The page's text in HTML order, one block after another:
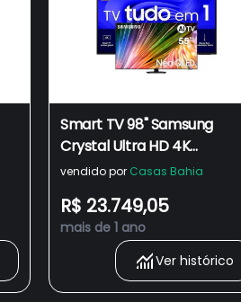
Smart TV 98" Samsung
Crystal Ultra HD 4K
UN98DU9000 com Gaming
Samsung Neo QLED
55QN85D com Processador
com AI e Energy Mode
vendido por Casas Bahia
R$ 23.749,05
mais de 1 ano
Ver histórico